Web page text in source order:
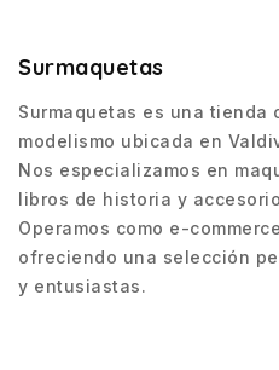
Surmaquetas
Surmaquetas es una tienda
modelismo ubicada en
Nos especializamos en
libros de historia y
Operamos como e-
ofreciendo una selección
y entusiastas.